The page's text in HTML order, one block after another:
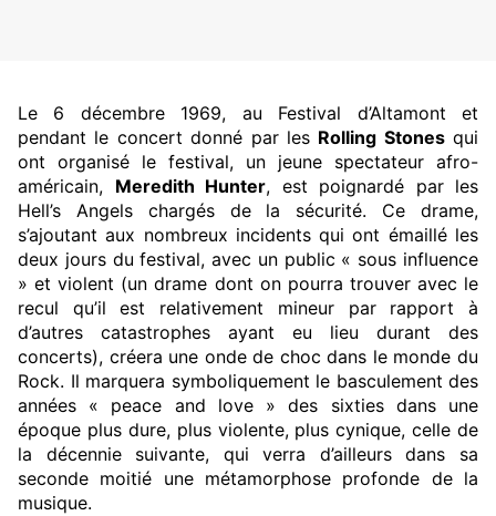
Le 6 décembre 1969, au Festival d’Altamont et
pendant le concert donné par les Rolling Stones qui
ont organisé le festival, un jeune spectateur afro-
américain, Meredith Hunter, est poignardé par les
Hell’s Angels chargés de la sécurité. Ce drame,
s’ajoutant aux nombreux incidents qui ont émaillé les
deux jours du festival, avec un public « sous influence
» et violent (un drame dont on pourra trouver avec le
recul qu’il est relativement mineur par rapport à
d’autres catastrophes ayant eu lieu durant des
concerts), créera une onde de choc dans le monde du
Rock. Il marquera symboliquement le basculement des
années « peace and love » des sixties dans une
époque plus dure, plus violente, plus cynique, celle de
la décennie suivante, qui verra d’ailleurs dans sa
seconde moitié une métamorphose profonde de la
musique.